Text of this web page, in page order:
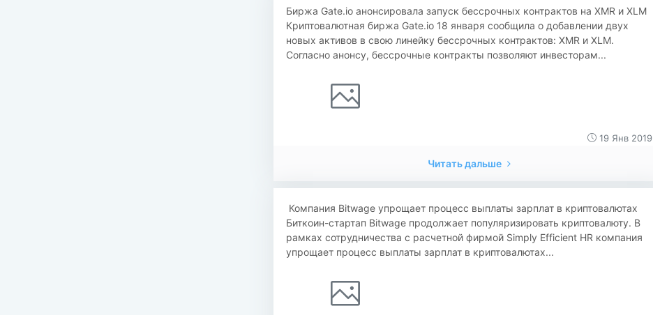
Биржа Gate.io анонсировала запуск бессрочных контрактов на XMR и XLM
Криптовалютная биржа Gate.io 18 января сообщила о добавлении двух
новых активов в свою линейку бессрочных контрактов: XMR и XLM.
Согласно анонсу, бессрочные контракты позволяют инвесторам...
19 Янв 2019
Читать дальше
​​ Компания Bitwage упрощает процесс выплаты зарплат в криптовалютах
Биткоин-стартап Bitwage продолжает популяризировать криптовалюту. В
рамках сотрудничества с расчетной фирмой Simply Efficient HR компания
упрощает процесс выплаты зарплат в криптовалютах...